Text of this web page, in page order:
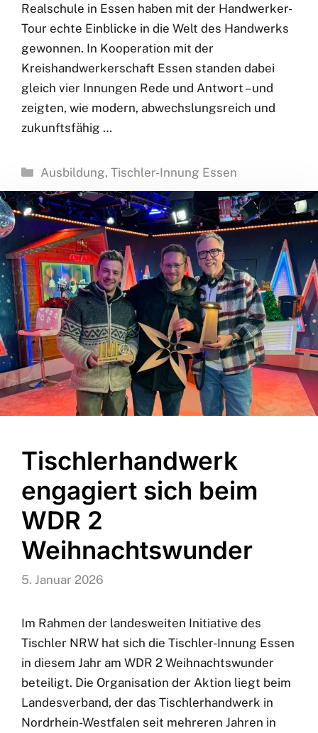
Realschule in Essen haben mit der Handwerker-
Tour echte Einblicke in die Welt des Handwerks
gewonnen. In Kooperation mit der
Kreishandwerkerschaft Essen standen dabei
gleich vier Innungen Rede und Antwort – und
zeigten, wie modern, abwechslungsreich und
zukunftsfähig …
Kategorien
Ausbildung,Tischler-Innung Essen
Tischlerhandwerk
engagiert sich beim
WDR 2
Weihnachtswunder
5. Januar 2026
Im Rahmen der landesweiten Initiative des
Tischler NRW hat sich die Tischler-Innung Essen
in diesem Jahr am WDR 2 Weihnachtswunder
beteiligt. Die Organisation der Aktion liegt beim
Landesverband, der das Tischlerhandwerk in
Nordrhein-Westfalen seit mehreren Jahren in